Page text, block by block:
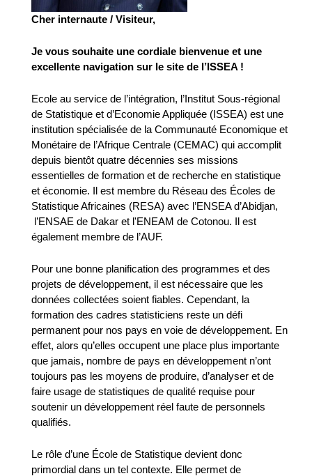
Cher internaute / Visiteur,
Je vous souhaite une cordiale bienvenue et une
excellente navigation sur le site de l’ISSEA !
Ecole au service de l’intégration, l’Institut Sous-régional
de Statistique et d’Economie Appliquée (ISSEA) est une
institution spécialisée de la Communauté Economique et
Monétaire de l’Afrique Centrale (CEMAC) qui accomplit
depuis bientôt quatre décennies ses missions
essentielles de formation et de recherche en statistique
et économie. Il est membre du Réseau des Écoles de
Statistique Africaines (RESA) avec l’ENSEA d’Abidjan,
l’ENSAE de Dakar et l'ENEAM de Cotonou. Il est
également membre de l’AUF.
Pour une bonne planification des programmes et des
projets de développement, il est nécessaire que les
données collectées soient fiables. Cependant, la
formation des cadres statisticiens reste un défi
permanent pour nos pays en voie de développement. En
effet, alors qu’elles occupent une place plus importante
que jamais, nombre de pays en développement n’ont
toujours pas les moyens de produire, d’analyser et de
faire usage de statistiques de qualité requise pour
soutenir un développement réel faute de personnels
qualifiés.
Le rôle d’une École de Statistique devient donc
primordial dans un tel contexte. Elle permet de